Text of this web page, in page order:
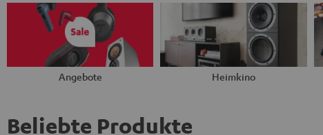
Angebote Heimkino
Beliebte Produkte